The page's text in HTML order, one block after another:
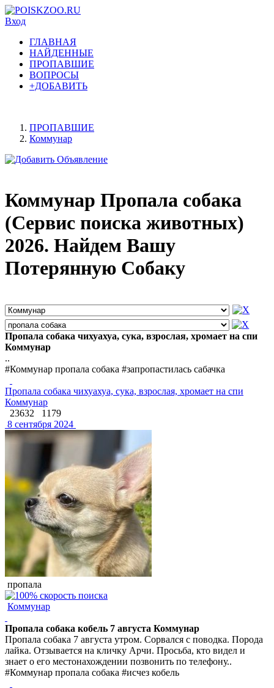
Вход
ГЛАВНАЯ
НАЙДЕННЫЕ
ПРОПАВШИЕ
ВОПРОСЫ
+ДОБАВИТЬ
ПРОПАВШИЕ
Коммунар
Коммунар Пропала собака
(Сервис поиска животных)
2026. Найдем Вашу
Потерянную Собаку
Пропала собака чихуахуа, сука, взрослая, хромает на спи
Коммунар
..
#Коммунар пропала собака #запропастилась сабачка
Пропала собака чихуахуа, сука, взрослая, хромает на спи
Коммунар
23632
1179
8 сентября 2024
пропала
Коммунар
Пропала собака кобель 7 августа Коммунар
Пропала собака 7 августа утром. Сорвался с поводка. Порода
лайка. Отзывается на кличку Арчи. Просьба, кто видел и
знает о его местонахождении позвонить по телефону..
#Коммунар пропала собака #исчез кобель